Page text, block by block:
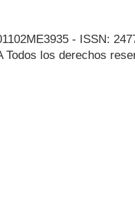
- ISSN:
Todos los derechos